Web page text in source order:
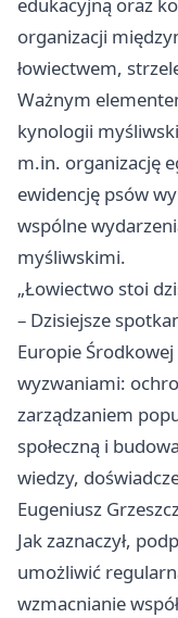
organizacji
łowiectwem,
Ważnym
kynologii
m.in. organizację
ewidencję psów
wspólne
myśliwskimi.
„Łowiectwo stoi
– Dzisiejsze
Europie
wyzwaniami:
zarządzaniem
społeczną i
wiedzy,
Eugeniusz
Jak zaznaczył,
umożliwić
wzmacnianie